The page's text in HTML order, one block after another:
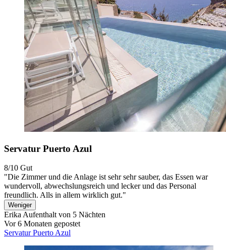
Servatur Puerto Azul
8/10 Gut
"Die Zimmer und die Anlage ist sehr sehr sauber, das Essen war
wundervoll, abwechslungsreich und lecker und das Personal
freundlich. Alls in allem wirklich gut."
Weniger
ErikaAufenthalt von 5 Nächten
Vor 6 Monaten gepostet
Servatur Puerto Azul